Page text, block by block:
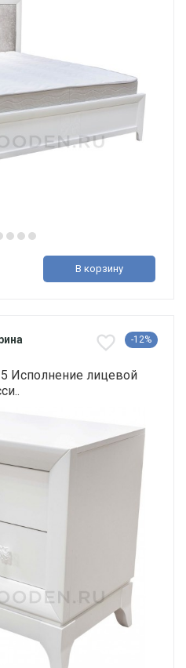
В корзину
-12%
Исполнение лицевой